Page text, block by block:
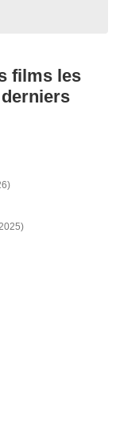
films les